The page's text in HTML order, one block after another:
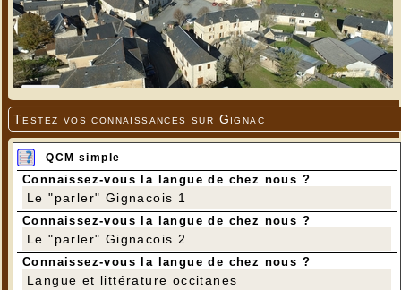
Testez vos connaissances sur Gignac
QCM simple
Connaissez-vous la langue de chez nous ?
Le "parler" Gignacois 1
Connaissez-vous la langue de chez nous ?
Le "parler" Gignacois 2
Connaissez-vous la langue de chez nous ?
Langue et littérature occitanes